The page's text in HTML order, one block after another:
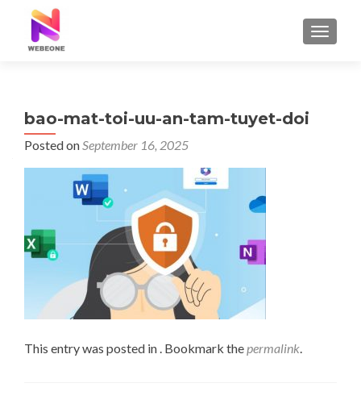
bao-mat-toi-uu-an-tam-tuyet-doi
Posted onSeptember 16, 2025
This entry was posted in . Bookmark thepermalink.